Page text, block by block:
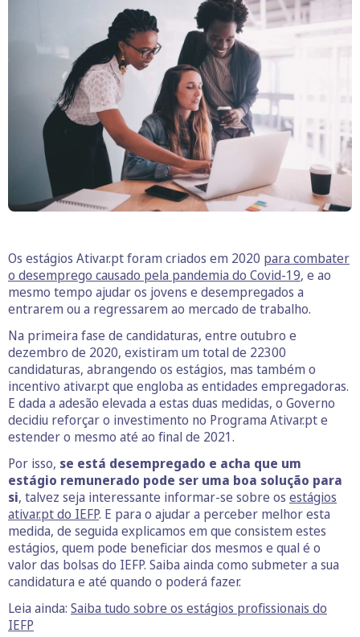
Os estágios Ativar.pt foram criados em 2020 para combater
o desemprego causado pela pandemia do Covid-19, e ao
mesmo tempo ajudar os jovens e desempregados a
entrarem ou a regressarem ao mercado de trabalho.
Na primeira fase de candidaturas, entre outubro e
dezembro de 2020, existiram um total de 22300
candidaturas, abrangendo os estágios, mas também o
incentivo ativar.pt que engloba as entidades empregadoras.
E dada a adesão elevada a estas duas medidas, o Governo
decidiu reforçar o investimento no Programa Ativar.pt e
estender o mesmo até ao final de 2021.
Por isso, se está desempregado e acha que um
estágio remunerado pode ser uma boa solução para
si, talvez seja interessante informar-se sobre os estágios
ativar.pt do IEFP. E para o ajudar a perceber melhor esta
medida, de seguida explicamos em que consistem estes
estágios, quem pode beneficiar dos mesmos e qual é o
valor das bolsas do IEFP. Saiba ainda como submeter a sua
candidatura e até quando o poderá fazer.
Leia ainda: Saiba tudo sobre os estágios profissionais do
IEFP